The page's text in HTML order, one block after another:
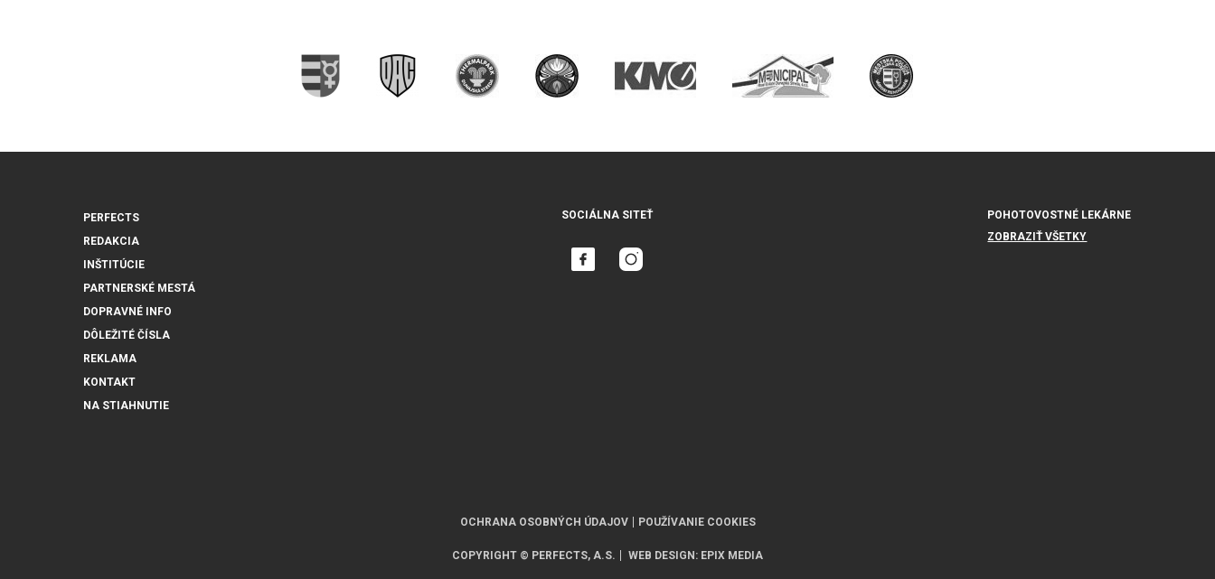
PERFECTS
REDAKCIA
INŠTITÚCIE
PARTNERSKÉ MESTÁ
DOPRAVNÉ INFO
DÔLEŽITÉ ČÍSLA
REKLAMA
KONTAKT
NA STIAHNUTIE
SOCIÁLNA SITEŤ
POHOTOVOSTNÉ LEKÁRNE
ZOBRAZIŤ VŠETKY
OCHRANA OSOBNÝCH ÚDAJOV POUŽÍVANIE COOKIES
COPYRIGHT © PERFECTS, A.S. WEB DESIGN : EPIX MEDIA